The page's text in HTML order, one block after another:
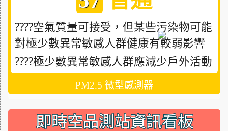
????空氣質量可接受，但某些污染物可能
對極少數異常敏感人群健康有較弱影響
????極少數異常敏感人群應減少戶外活動
PM2.5 微型感測器
即時空品測站資訊看板